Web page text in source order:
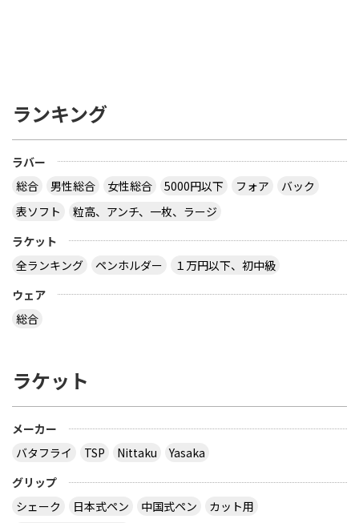
ランキング
ラバー
総合
男性総合 女性総合 5000円以下 フォア
バック
表ソフト
粒高、アンチ、一枚、ラージ
ラケット
全ランキング
ペンホルダー
１万円以下、初中級
ウェア
総合
ラケット
メーカー
バタフライ
TSP Nittaku
Yasaka
グリップ
シェーク
日本式ペン 中国式ペン
カット用